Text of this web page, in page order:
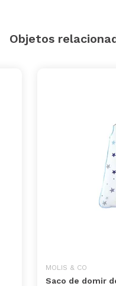
Objetos
MOLIS & CO
Saco de domir